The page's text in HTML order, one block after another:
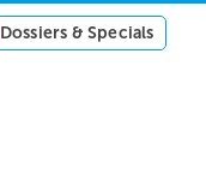
Dossiers & Specials